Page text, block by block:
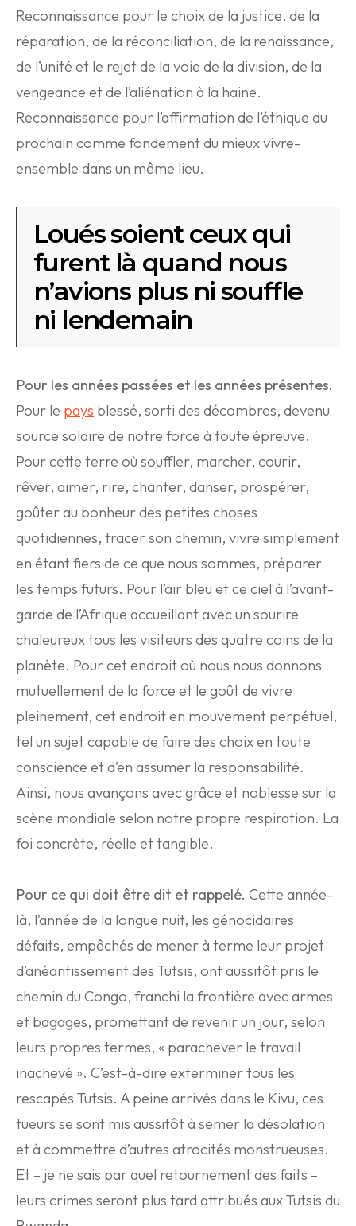
Reconnaissance pour le choix de la justice, de la
réparation, de la réconciliation, de la renaissance,
de l’unité et le rejet de la voie de la division, de la
vengeance et de l’aliénation à la haine.
Reconnaissance pour l’affirmation de l’éthique du
prochain comme fondement du mieux vivre-
ensemble dans un même lieu.
Loués soient ceux qui
furent là quand nous
n’avions plus ni souffle
ni lendemain
Pour les années passées et les années présentes.
Pour le pays blessé, sorti des décombres, devenu
source solaire de notre force à toute épreuve.
Pour cette terre où souffler, marcher, courir,
rêver, aimer, rire, chanter, danser, prospérer,
goûter au bonheur des petites choses
quotidiennes, tracer son chemin, vivre simplement
en étant fiers de ce que nous sommes, préparer
les temps futurs. Pour l’air bleu et ce ciel à l’avant-
garde de l’Afrique accueillant avec un sourire
chaleureux tous les visiteurs des quatre coins de la
planète. Pour cet endroit où nous nous donnons
mutuellement de la force et le goût de vivre
pleinement, cet endroit en mouvement perpétuel,
tel un sujet capable de faire des choix en toute
conscience et d’en assumer la responsabilité.
Ainsi, nous avançons avec grâce et noblesse sur la
scène mondiale selon notre propre respiration. La
foi concrète, réelle et tangible.
Pour ce qui doit être dit et rappelé. Cette année-
là, l’année de la longue nuit, les génocidaires
défaits, empêchés de mener à terme leur projet
d’anéantissement des Tutsis, ont aussitôt pris le
chemin du Congo, franchi la frontière avec armes
et bagages, promettant de revenir un jour, selon
leurs propres termes, « parachever le travail
inachevé ». C’est-à-dire exterminer tous les
rescapés Tutsis. A peine arrivés dans le Kivu, ces
tueurs se sont mis aussitôt à semer la désolation
et à commettre d’autres atrocités monstrueuses.
Et – je ne sais par quel retournement des faits –
leurs crimes seront plus tard attribués aux Tutsis du